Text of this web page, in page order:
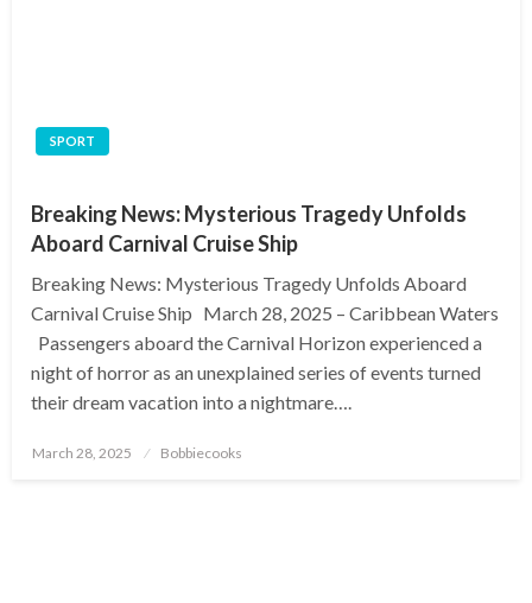
SPORT
Breaking News: Mysterious Tragedy Unfolds
Aboard Carnival Cruise Ship
Breaking News: Mysterious Tragedy Unfolds Aboard
Carnival Cruise Ship March 28, 2025 – Caribbean Waters
Passengers aboard the Carnival Horizon experienced a
night of horror as an unexplained series of events turned
their dream vacation into a nightmare….
Posted
March 28, 2025 Bobbiecooks